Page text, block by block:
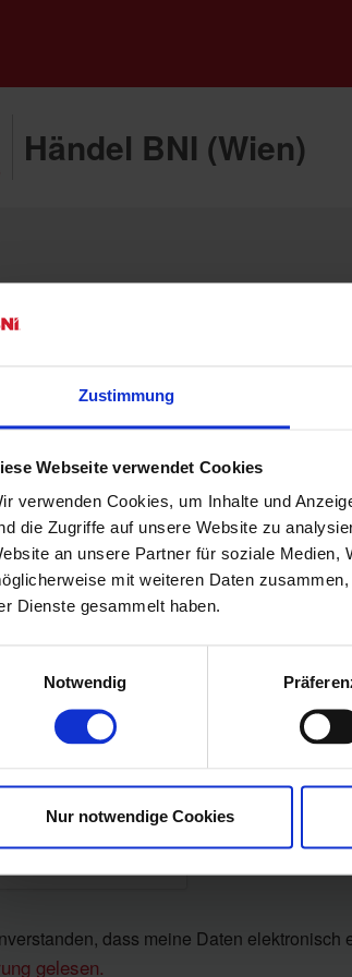
Zustimmung
Webseite verwendet Cookies
verwenden Cookies, um Inhalte und
die Zugriffe auf unsere Website zu
an unsere Partner für soziale Medien,
mit weiteren Daten
Dienste gesammelt haben.
Notwendig
Nur notwendige Cookies
Händel BNI (Wien)
dass meine Daten
gelesen.